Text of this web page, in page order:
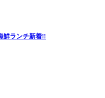
鮮ランチ新着!!